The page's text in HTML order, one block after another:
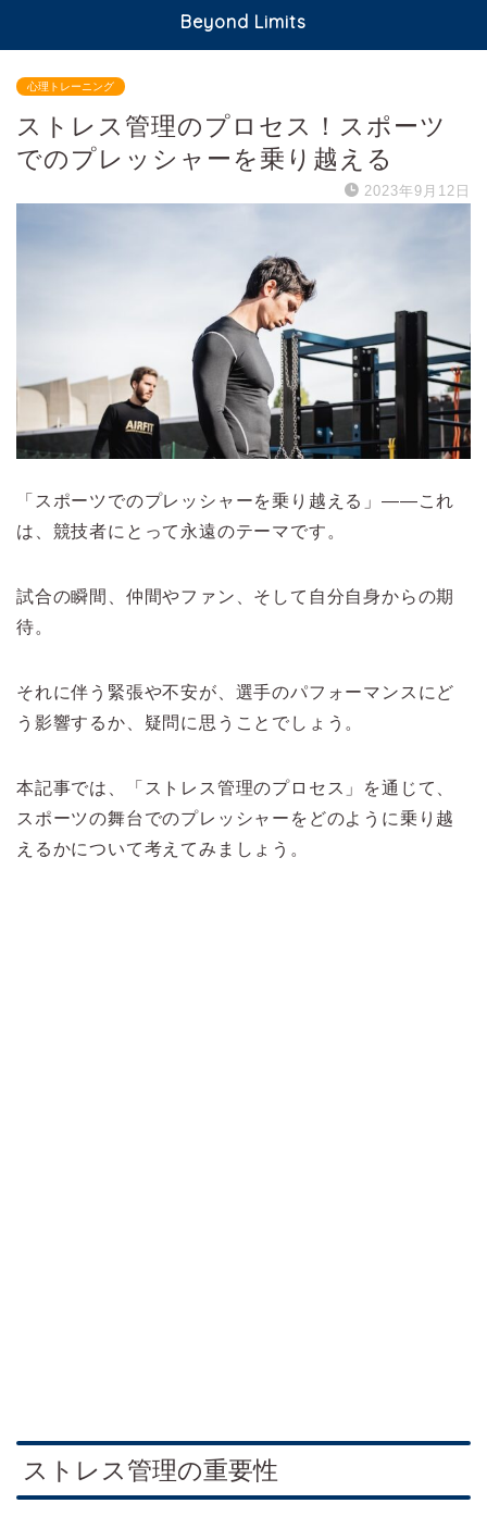
Beyond Limits
心理トレーニング
ストレス管理のプロセス！スポーツ
でのプレッシャーを乗り越える
2023年9月12日
「スポーツでのプレッシャーを乗り越える」――これ
は、競技者にとって永遠のテーマです。
試合の瞬間、仲間やファン、そして自分自身からの期
待。
それに伴う緊張や不安が、選手のパフォーマンスにど
う影響するか、疑問に思うことでしょう。
本記事では、「ストレス管理のプロセス」を通じて、
スポーツの舞台でのプレッシャーをどのように乗り越
えるかについて考えてみましょう。
ストレス管理の重要性